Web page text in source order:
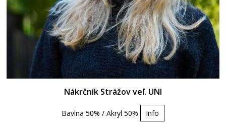
Nákrčník Strážov veľ. UNI
Bavlna 50% / Akryl 50% Info